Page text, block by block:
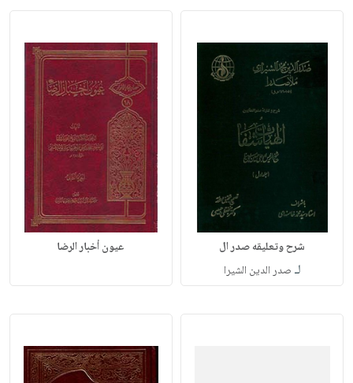
شرح وتعليقه صدر ال
لـ صدر الدين الشيرا
عيون أخبار الرضا